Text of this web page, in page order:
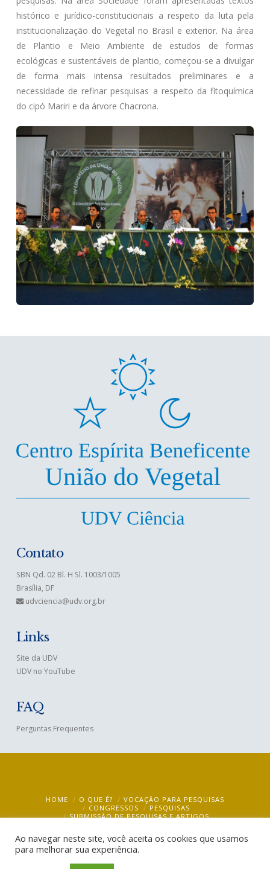
histórico e jurídico-constitucionais a respeito da luta pela
institucionalização do Vegetal no Brasil e exterior. Na área
de Plantio e Meio Ambiente de estudos de formas
ecológicas e sustentáveis de plantio, começou-se a divulgar
de forma mais intensa resultados preliminares e a
necessidade de refinar pesquisas a respeito da fitoquímica
do cipó Mariri e da árvore Chacrona.
Contato
SBN Qd. 02 Bl. H Sl. 1003/1005
Brasília, DF
udvciencia@udv.org.br
Links
Site da UDV
UDV no YouTube
FAQ
Perguntas Frequentes
HOME O QUE É?
VOCAÇÃO PARA PESQUISAS
CONGRESSOS
PESQUISAS
SUBMISSÃO DE PESQUISAS E ARTIGOS
UDV Ciência @ 2019
Ao navegar neste site, você aceita os cookies que usamos
para melhorar sua experiência.